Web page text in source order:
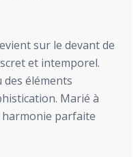
sur le devant de
et intemporel.
éléments
Marié à
harmonie parfaite